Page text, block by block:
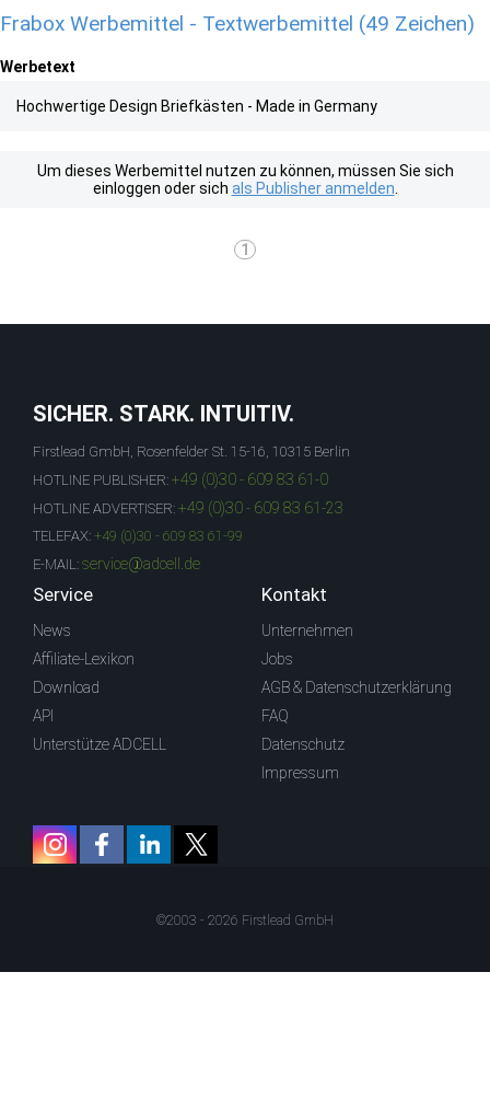
Frabox Werbemittel - Textwerbemittel (49 Zeichen)
Werbetext
Hochwertige Design Briefkästen - Made in Germany
Um dieses Werbemittel nutzen zu können, müssen Sie sich
einloggen oder sich als Publisher anmelden
1
SICHER. STARK. INTUITIV.
Firstlead GmbH, Rosenfelder St. 15-16, 10315 Berlin
HOTLINE PUBLISHER: +49 (0)30 - 609 83 61-0
HOTLINE ADVERTISER: +49 (0)30 - 609 83 61-23
TELEFAX: +49 (0)30 - 609 83 61-99
E-MAIL: service@adcell.de
Service
News
Affiliate-Lexikon
Download
API
Unterstütze ADCELL
Kontakt
Unternehmen
Jobs
AGB & Datenschutzerklärung
FAQ
Datenschutz
Impressum
©2003 - 2026 Firstlead GmbH